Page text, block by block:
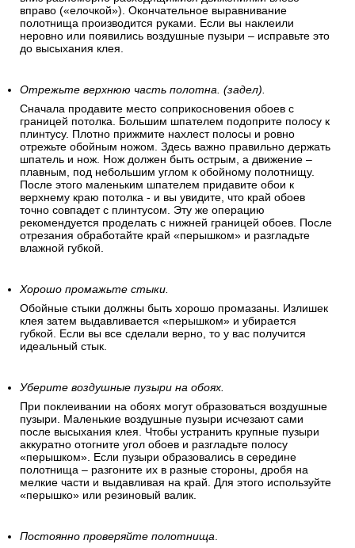
вправо («елочкой»). Окончательное выравнивание
полотнища производится руками. Если вы наклеили
неровно или появились воздушные пузыри – исправьте это
до высыхания клея.
Отрежьте верхнюю часть полотна. (задел).
Сначала продавите место соприкосновения обоев с
границей потолка. Большим шпателем подоприте полосу к
плинтусу. Плотно прижмите нахлест полосы и ровно
отрежьте обойным ножом. Здесь важно правильно держать
шпатель и нож. Нож должен быть острым, а движение –
плавным, под небольшим углом к обойному полотнищу.
После этого маленьким шпателем придавите обои к
верхнему краю потолка - и вы увидите, что край обоев
точно совпадет с плинтусом. Эту же операцию
рекомендуется проделать с нижней границей обоев. После
отрезания обработайте край «перышком» и разгладьте
влажной губкой.
Хорошо промажьте стыки.
Обойные стыки должны быть хорошо промазаны. Излишек
клея затем выдавливается «перышком» и убирается
губкой. Если вы все сделали верно, то у вас получится
идеальный стык.
Уберите воздушные пузыри на обоях.
При поклеивании на обоях могут образоваться воздушные
пузыри. Маленькие воздушные пузыри исчезают сами
после высыхания клея. Чтобы устранить крупные пузыри
аккуратно отогните угол обоев и разгладьте полосу
«перышком». Если пузыри образовались в середине
полотнища – разгоните их в разные стороны, дробя на
мелкие части и выдавливая на край. Для этого используйте
«перышко» или резиновый валик.
Постоянно проверяйте полотнища.